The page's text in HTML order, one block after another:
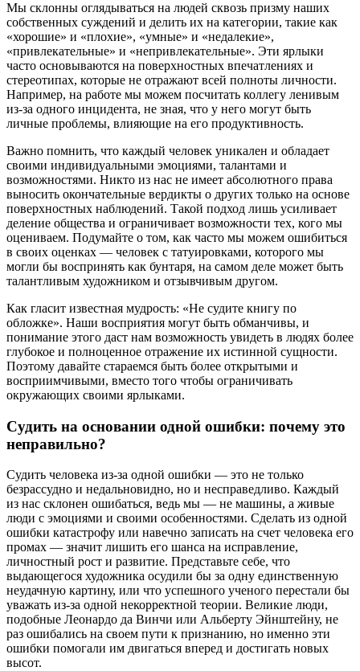
Мы склонны оглядываться на людей сквозь призму наших
собственных суждений и делить их на категории, такие как
«хорошие» и «плохие», «умные» и «недалекие»,
«привлекательные» и «непривлекательные». Эти ярлыки
часто основываются на поверхностных впечатлениях и
стереотипах, которые не отражают всей полноты личности.
Например, на работе мы можем посчитать коллегу ленивым
из-за одного инцидента, не зная, что у него могут быть
личные проблемы, влияющие на его продуктивность.
Важно помнить, что каждый человек уникален и обладает
своими индивидуальными эмоциями, талантами и
возможностями. Никто из нас не имеет абсолютного права
выносить окончательные вердикты о других только на основе
поверхностных наблюдений. Такой подход лишь усиливает
деление общества и ограничивает возможности тех, кого мы
оцениваем. Подумайте о том, как часто мы можем ошибиться
в своих оценках — человек с татуировками, которого мы
могли бы воспринять как бунтаря, на самом деле может быть
талантливым художником и отзывчивым другом.
Как гласит известная мудрость: «Не судите книгу по
обложке». Наши восприятия могут быть обманчивы, и
понимание этого даст нам возможность увидеть в людях более
глубокое и полноценное отражение их истинной сущности.
Поэтому давайте стараемся быть более открытыми и
восприимчивыми, вместо того чтобы ограничивать
окружающих своими ярлыками.
Судить на основании одной ошибки: почему это
неправильно?
Судить человека из-за одной ошибки — это не только
безрассудно и недальновидно, но и несправедливо. Каждый
из нас склонен ошибаться, ведь мы — не машины, а живые
люди с эмоциями и своими особенностями. Сделать из одной
ошибки катастрофу или навечно записать на счет человека его
промах — значит лишить его шанса на исправление,
личностный рост и развитие. Представьте себе, что
выдающегося художника осудили бы за одну единственную
неудачную картину, или что успешного ученого перестали бы
уважать из-за одной некорректной теории. Великие люди,
подобные Леонардо да Винчи или Альберту Эйнштейну, не
раз ошибались на своем пути к признанию, но именно эти
ошибки помогали им двигаться вперед и достигать новых
высот.